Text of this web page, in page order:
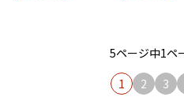
5ページ中1ペ
1
2 3